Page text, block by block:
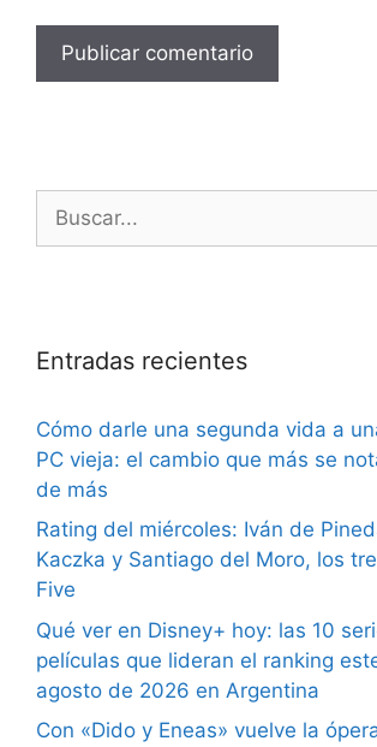
Entradas recientes
Cómo darle una segunda vida a
PC vieja: el cambio que más se
de más
Rating del miércoles: Iván de
Kaczka y Santiago del Moro, los
Five
Qué ver en Disney+ hoy: las 10
películas que lideran el ranking
agosto de 2026 en Argentina
Con «Dido y Eneas» vuelve la